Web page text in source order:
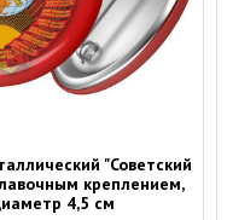
"Советский
креплением,
4,5 см